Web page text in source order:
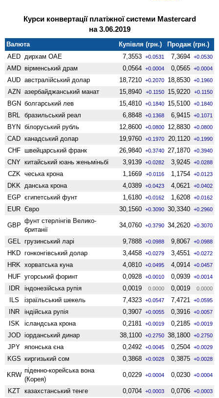
Курси конвертації платіжної системи Mastercard
на 3.06.2019
Валюта Купівля (грн.)
Продаж (грн.)
AED дирхам ОАЕ 7,3553 +0.0531 7,3694 +0.0530
AMD вiрменський драм 0,0564 +0.0004 0,0565 +0.0004
AUD австралійський долар 18,7210 +0.2070 18,8530 +0.1960
AZN азербайджанський манат 15,8940 +0.1150 15,9220 +0.1150
BGN болгарський лев 15,4810 +0.1840 15,5100 +0.1840
BRL бразильський реал 6,8848 +0.1368 6,9415 +0.1071
BYN білоруський рубль 12,8600 +0.0800 12,8830 +0.0800
CAD канадський долар 19,9760 +0.1970 20,1120 +0.1990
CHF швейцарський франк 26,9840 +0.3740 27,1870 +0.3940
CNY китайський юань женьмiньбi 3,9139 +0.0282 3,9245 +0.0288
CZK чеська крона 1,1669 +0.0116 1,1754 +0.0123
DKK данська крона 4,0389 +0.0423 4,0621 +0.0402
EGP єгипетський фунт 1,6180 +0.0162 1,6208 +0.0162
EUR Євро 30,1560 +0.3090 30,3340 +0.2960
GBP
фунт стерлінгів Велико­
британії
34,0760 +0.3790 34,2620 +0.3070
GEL грузинський ларі 9,7888 +0.0988 9,8067 +0.0988
HKD гонконгівський долар 3,4458 +0.0279 3,4551 +0.0272
HRK хорватська куна 4,0810 +0.0495 4,0914 +0.0457
HUF угорський форинт 0,0928 +0.0010 0,0939 +0.0014
IDR індонезійська рупія 0,0019 0.0000 0,0019 0.0000
ILS ізраїльський шекель 7,4323 +0.0547 7,4721 +0.0595
INR індійська рупія 0,3907 +0.0055 0,3916 +0.0057
ISK ісландська крона 0,2181 +0.0019 0,2185 +0.0019
JOD іорданський динар 38,1100 +0.2750 38,1800 +0.2750
JPY японська єна 0,2492 +0.0045 0,2504 +0.0029
KGS киргизький сом 0,3868 +0.0028 0,3875 +0.0028
KRW
піденно-корейська вона
(Корея)
0,0229 +0.0004 0,0230 +0.0004
KZT казахстанський тенге 0,0704 +0.0003 0,0706 +0.0003